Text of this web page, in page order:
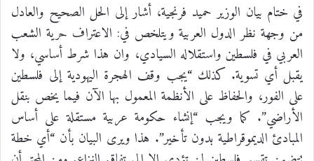
في ختام بيان الوزير حميد فرنجية، أشار إلى الحل الصحيح والعادل
من وجهة نظر الدول العربية ويتلخص في: الاعتراف حرية الشعب
العربي في فلسطين واستقلاله السيادي، وان هذا شرط أساسي، ولا
يقبل أي تسوية. كذلك “يجب وقف الهجرة اليهودية إلى فلسطين
على الفور، والحفاظ على الأنظمة المعمول بها الآن فيما يخص بنقل
الأراضي”. كما ويجب “إنشاء حكومة عربية مستقلة على أساس
المبادئ الديموقراطية بدون تأخير”. هذا ويرى البيان بأن “أي خطة